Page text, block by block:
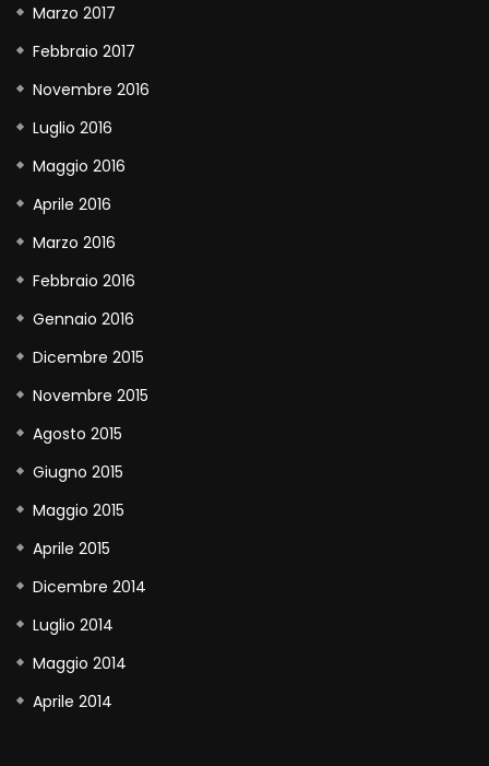
Marzo 2017
Febbraio 2017
Novembre 2016
Luglio 2016
Maggio 2016
Aprile 2016
Marzo 2016
Febbraio 2016
Gennaio 2016
Dicembre 2015
Novembre 2015
Agosto 2015
Giugno 2015
Maggio 2015
Aprile 2015
Dicembre 2014
Luglio 2014
Maggio 2014
Aprile 2014